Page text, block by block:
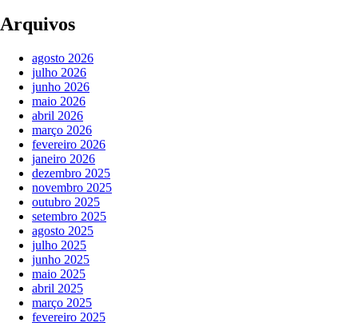
Arquivos
agosto 2026
julho 2026
junho 2026
maio 2026
abril 2026
março 2026
fevereiro 2026
janeiro 2026
dezembro 2025
novembro 2025
outubro 2025
setembro 2025
agosto 2025
julho 2025
junho 2025
maio 2025
abril 2025
março 2025
fevereiro 2025